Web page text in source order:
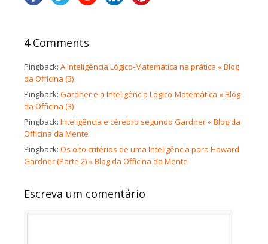
4 Comments
Pingback: A Inteligência Lógico-Matemática na prática « Blog
da Officina (3)
Pingback: Gardner e a Inteligência Lógico-Matemática « Blog
da Officina (3)
Pingback: Inteligência e cérebro segundo Gardner « Blog da
Officina da Mente
Pingback: Os oito critérios de uma Inteligência para Howard
Gardner (Parte 2) « Blog da Officina da Mente
Escreva um comentário